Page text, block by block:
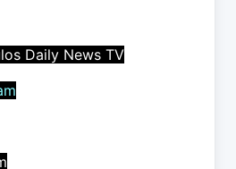
Daily News TV